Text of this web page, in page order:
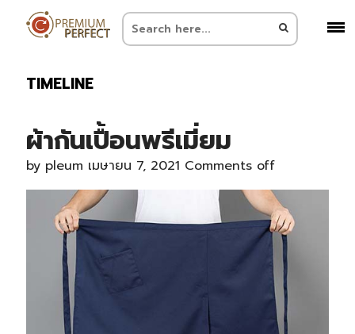
TIMELINE
ผ้ากันเปื้อนพรีเมี่ยม
by pleum เมษายน 7, 2021 Comments off